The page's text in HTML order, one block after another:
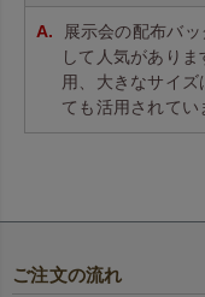
展示会の配布バ
して人気があり
用、大きなサイ
ても活用されてい
ご注文の流れ